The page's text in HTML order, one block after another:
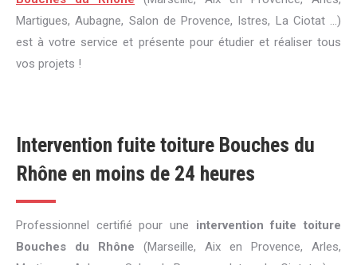
Martigues, Aubagne, Salon de Provence, Istres, La Ciotat ...)
est à votre service et présente pour étudier et réaliser tous
vos projets !
Intervention fuite toiture Bouches du
Rhône en moins de 24 heures
Professionnel certifié pour une intervention fuite toiture
Bouches du Rhône (Marseille, Aix en Provence, Arles,